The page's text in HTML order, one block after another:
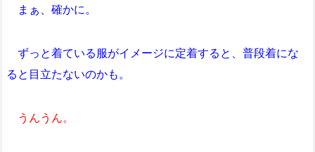
まぁ、確かに。
ずっと着ている服がイメージに定着すると、普段着にな
ると目立たないのかも。
うんうん。